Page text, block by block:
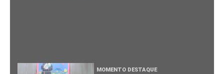
MOMENTO DESTAQUE